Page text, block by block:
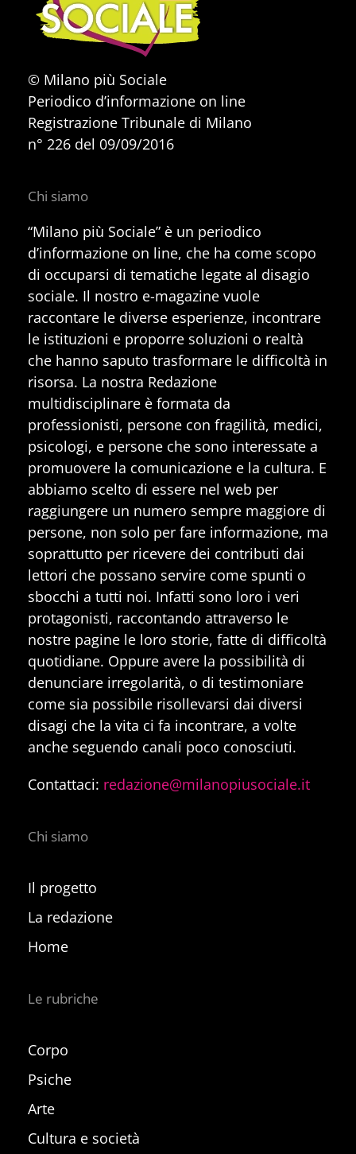
© Milano più Sociale
Periodico d’informazione on line
Registrazione Tribunale di Milano
n° 226 del 09/09/2016
Chi siamo
“Milano più Sociale” è un periodico
d’informazione on line, che ha come scopo
di occuparsi di tematiche legate al disagio
sociale. Il nostro e-magazine vuole
raccontare le diverse esperienze, incontrare
le istituzioni e proporre soluzioni o realtà
che hanno saputo trasformare le difficoltà in
risorsa. La nostra Redazione
multidisciplinare è formata da
professionisti, persone con fragilità, medici,
psicologi, e persone che sono interessate a
promuovere la comunicazione e la cultura. E
abbiamo scelto di essere nel web per
raggiungere un numero sempre maggiore di
persone, non solo per fare informazione, ma
soprattutto per ricevere dei contributi dai
lettori che possano servire come spunti o
sbocchi a tutti noi. Infatti sono loro i veri
protagonisti, raccontando attraverso le
nostre pagine le loro storie, fatte di difficoltà
quotidiane. Oppure avere la possibilità di
denunciare irregolarità, o di testimoniare
come sia possibile risollevarsi dai diversi
disagi che la vita ci fa incontrare, a volte
anche seguendo canali poco conosciuti.
Contattaci: redazione@milanopiusociale.it
Chi siamo
Il progetto
La redazione
Home
Le rubriche
Corpo
Psiche
Arte
Cultura e società